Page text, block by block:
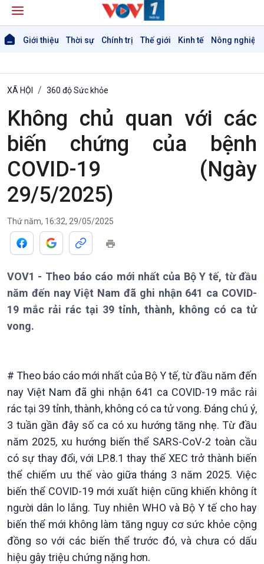
Giới thiệu Thời sự Chính trị Thế giới Kinh tế Nông nghiệp
Giới thiệu
Thời sự
Thời sự 6h
Thời sự 12h
Thời sự 18h
Thời sự 21h30
Bản tin
Chuyên mục
Theo dòng Thời sự
XÃ HỘI 360 độ Sức khỏe
Không chủ quan với các
biến chứng của bệnh
COVID-19 (Ngày
29/5/2025)
Thứ năm, 16:32, 29/05/2025
VOV1 - Theo báo cáo mới nhất của Bộ Y tế, từ đầu
năm đến nay Việt Nam đã ghi nhận 641 ca COVID-
19 mắc rải rác tại 39 tỉnh, thành, không có ca tử
vong.
# Theo báo cáo mới nhất của Bộ Y tế, từ đầu năm đến
nay Việt Nam đã ghi nhận 641 ca COVID-19 mắc rải
rác tại 39 tỉnh, thành, không có ca tử vong. Đáng chú ý,
3 tuần gần đây số ca có xu hướng tăng nhẹ. Từ đầu
năm 2025, xu hướng biến thể SARS-CoV-2 toàn cầu
có sự thay đổi, với LP.8.1 thay thế XEC trở thành biến
thể chiếm ưu thế vào giữa tháng 3 năm 2025. Việc
biến thể COVID-19 mới xuất hiện cũng khiến không ít
người dân lo lắng. Tuy nhiên WHO và Bộ Y tế cho hay
biến thể mới không làm tăng nguy cơ sức khỏe cộng
đồng so với các biến thể trước đó, và chưa có dấu
hiệu gây triệu chứng nặng hơn.